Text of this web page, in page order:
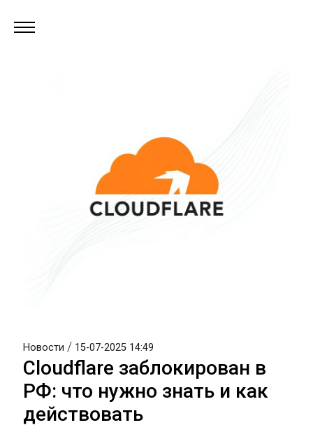
Новости / 15-07-2025 14:49
Cloudflare заблокирован в
РФ: что нужно знать и как
действовать